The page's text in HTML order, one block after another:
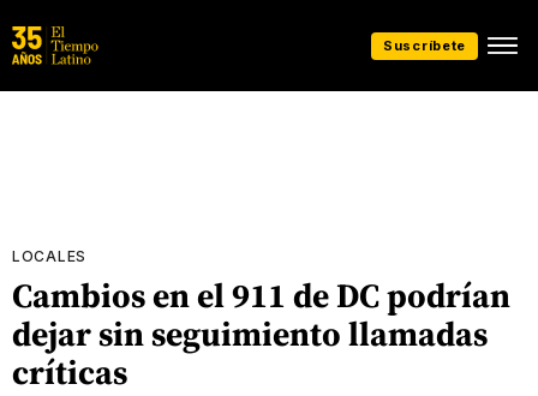
Suscríbete
LOCALES
Cambios en el 911 de DC podrían
dejar sin seguimiento llamadas
críticas